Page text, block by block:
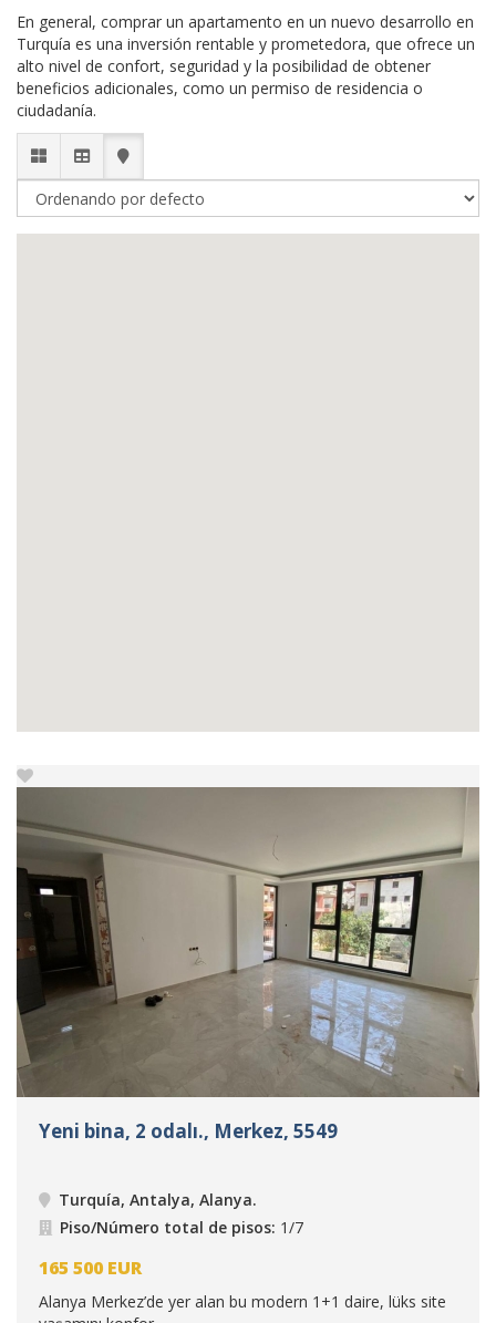
En general, comprar un apartamento en un nuevo desarrollo en
Turquía es una inversión rentable y prometedora, que ofrece un
alto nivel de confort, seguridad y la posibilidad de obtener
beneficios adicionales, como un permiso de residencia o
ciudadanía.
Yeni bina, 2 odalı., Merkez, 5549
Turquía, Antalya, Alanya.
Piso/Número total de pisos: 1/7
165 500 EUR
Alanya Merkez’de yer alan bu modern 1+1 daire, lüks site